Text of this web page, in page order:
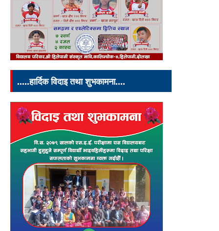
.....हार्दिक विदाइ तथा शुभकामना....